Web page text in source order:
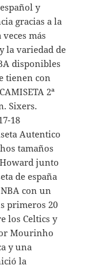
y
gracias a la
más
la variedad de
disponibles
tienen con
2ª
Sixers.
18
Autentico
tamaños
junto
de españa
con un
primeros 20
los Celtics y
Mourinho
y una
la